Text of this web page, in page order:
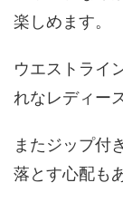
楽しめます。
ウエストライ
れなレディー
またジップ付
落とす心配も